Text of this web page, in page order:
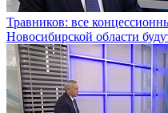
Травников: все
Новосибирской области